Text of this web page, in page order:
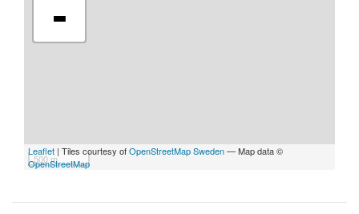
-
500 m
Leaflet | Tiles courtesy ofOpenStreetMap Sweden— Map data ©
OpenStreetMap